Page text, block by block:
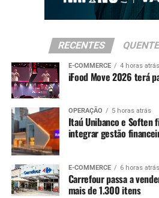
RECENTES
E-COMMERCE 4 horas atrás
iFood Move 2026 terá
OPERAÇÃO 5 horas atrás
Itaú Unibanco e Soften
integrar gestão
E-COMMERCE 6 horas atrás
Carrefour passa a
mais de 1.300 itens